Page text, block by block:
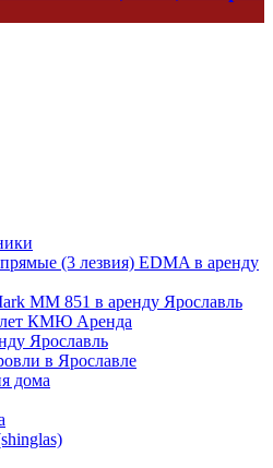
(3 лезвия) EDMA в аренду
MM 851 в аренду Ярославль
КМЮ Аренда
Ярославль
в Ярославле
дома